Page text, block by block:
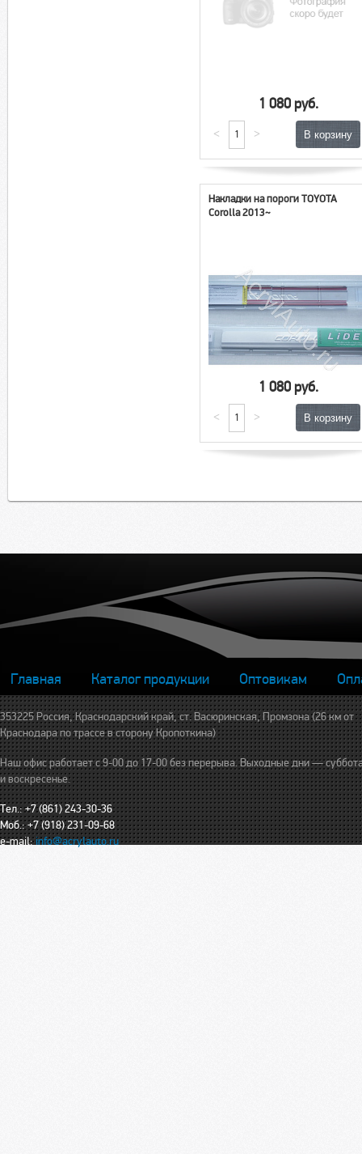
1 080 руб.
< >
Накладки на пороги TOYOTA
Corolla 2013~
1 080 руб.
< >
Главная Каталог продукции Оптовикам
353225 Россия, Краснодарский край, ст. Васюринская, Промзона (26 км от
Краснодара по трассе в сторону Кропоткина)
Наш офис работает с 9-00 до 17-00 без перерыва. Выходные дни —
и воскресенье.
Тел.: +7 (861) 243-30-36
Моб.: +7 (918) 231-09-68
e-mail:info@acrylauto.ru